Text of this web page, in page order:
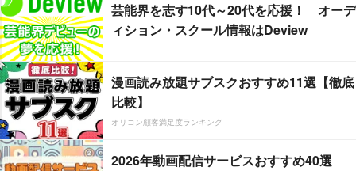
芸能界を志す10代～20代を応援！ オーデ
ィション・スクール情報はDeview
漫画読み放題サブスクおすすめ11選【徹底
比較】
オリコン顧客満足度ランキング
2026年動画配信サービスおすすめ40選